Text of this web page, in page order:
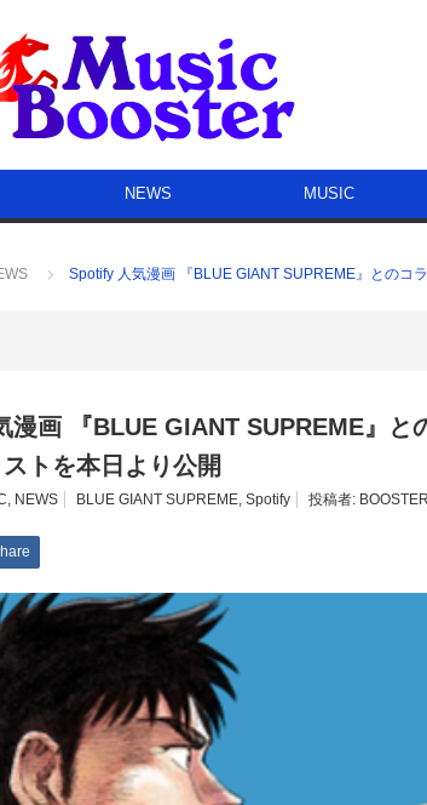
NEWS MUSIC
Spotify 人気漫画 『BLUE GIANT SUPREME』とのコ
画 『BLUE GIANT SUPREME』と
トを本日より公開
, NEWS BLUE GIANT SUPREME, Spotify 投稿者: